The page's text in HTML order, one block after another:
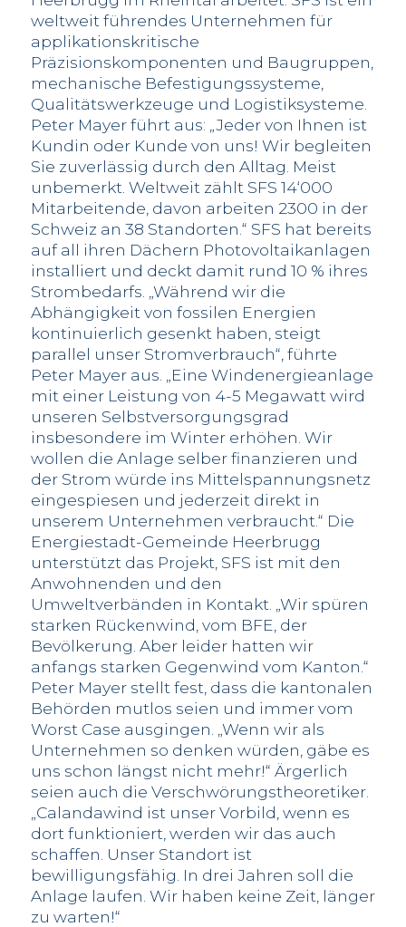
weltweit führendes Unternehmen für
applikationskritische
Präzisionskomponenten und Baugruppen,
mechanische Befestigungssysteme,
Qualitätswerkzeuge und Logistiksysteme.
Peter Mayer führt aus: „Jeder von Ihnen ist
Kundin oder Kunde von uns! Wir begleiten
Sie zuverlässig durch den Alltag. Meist
unbemerkt. Weltweit zählt SFS 14‘000
Mitarbeitende, davon arbeiten 2300 in der
Schweiz an 38 Standorten.“ SFS hat bereits
auf all ihren Dächern Photovoltaikanlagen
installiert und deckt damit rund 10 % ihres
Strombedarfs. „Während wir die
Abhängigkeit von fossilen Energien
kontinuierlich gesenkt haben, steigt
parallel unser Stromverbrauch“, führte
Peter Mayer aus. „Eine Windenergieanlage
mit einer Leistung von 4-5 Megawatt wird
unseren Selbstversorgungsgrad
insbesondere im Winter erhöhen. Wir
wollen die Anlage selber finanzieren und
der Strom würde ins Mittelspannungsnetz
eingespiesen und jederzeit direkt in
unserem Unternehmen verbraucht.“ Die
Energiestadt-Gemeinde Heerbrugg
unterstützt das Projekt, SFS ist mit den
Anwohnenden und den
Umweltverbänden in Kontakt. „Wir spüren
starken Rückenwind, vom BFE, der
Bevölkerung. Aber leider hatten wir
anfangs starken Gegenwind vom Kanton.“
Peter Mayer stellt fest, dass die kantonalen
Behörden mutlos seien und immer vom
Worst Case ausgingen. „Wenn wir als
Unternehmen so denken würden, gäbe es
uns schon längst nicht mehr!“ Ärgerlich
seien auch die Verschwörungstheoretiker.
„Calandawind ist unser Vorbild, wenn es
dort funktioniert, werden wir das auch
schaffen. Unser Standort ist
bewilligungsfähig. In drei Jahren soll die
Anlage laufen. Wir haben keine Zeit, länger
zu warten!“